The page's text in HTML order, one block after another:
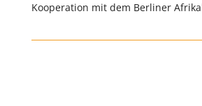
Kooperation mit dem Berliner